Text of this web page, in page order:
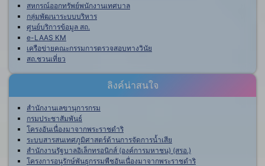
สหกรณ์ออกทรัพย์พนักงานเทศบาล
กลุ่มพัฒนาระบบบริหาร
ศูนย์บริการข้อมูล สถ.
e-LAAS KM
เครือข่ายคณะกรรมการตรวจสอบทางวินัย
สถ.ชวนเที่ยว
ลิงค์น่าสนใจ
สำนักงานเลขานุการกรม
กรมประชาสัมพันธ์
โครงอันเนื่องมาจากพระราชดำริ
ระบบสารสนเทศภูมิศาสตร์ด้านการจัดการน้ำเสีย
สำนักงานรัฐบาลอิเล็กทรอนิกส์ (องค์การมหาชน) (สรอ.)
โครงการอนุรักษ์พันธุกรรมพืชอันเนื่องมาจากพระราชดำริ